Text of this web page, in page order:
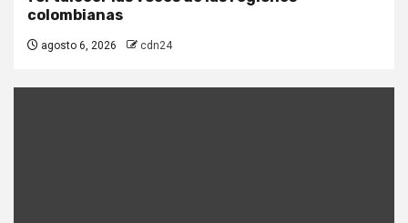
colombianas
agosto 6, 2026 cdn24